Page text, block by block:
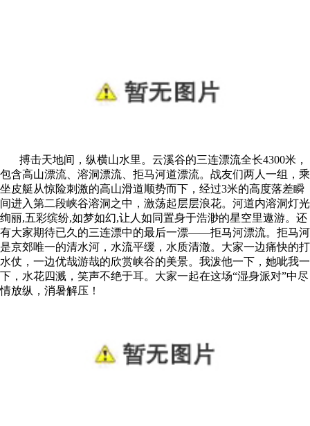
搏击天地间，纵横山水里。云溪谷的三连漂流全长4300米，
包含高山漂流、溶洞漂流、拒马河道漂流。战友们两人一组，乘
坐皮艇从惊险刺激的高山滑道顺势而下，经过3米的高度落差瞬
间进入第二段峡谷溶洞之中，激荡起层层浪花。河道内溶洞灯光
绚丽,五彩缤纷,如梦如幻,让人如同置身于浩渺的星空里遨游。还
有大家期待已久的三连漂中的最后一漂——拒马河漂流。拒马河
是京郊唯一的清水河，水流平缓，水质清澈。大家一边痛快的打
水仗，一边优哉游哉的欣赏峡谷的美景。我泼他一下，她呲我一
下，水花四溅，笑声不绝于耳。大家一起在这场“湿身派对”中尽
情放纵，消暑解压！